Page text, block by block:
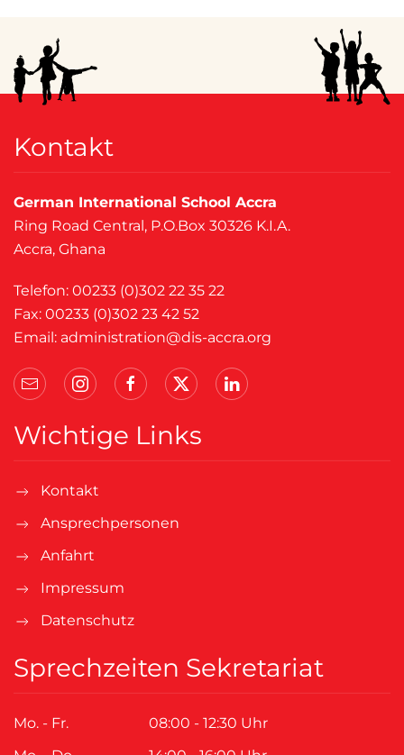
Kontakt
German International School Accra
Ring Road Central, P.O.Box 30326 K.I.A.
Accra, Ghana
Telefon: 00233 (0)302 22 35 22
Fax: 00233 (0)302 23 42 52
Email: administration@dis-accra.org
Wichtige Links
Kontakt
Ansprechpersonen
Anfahrt
Impressum
Datenschutz
Sprechzeiten Sekretariat
Mo. - Fr.
08:00 - 12:30 Uhr